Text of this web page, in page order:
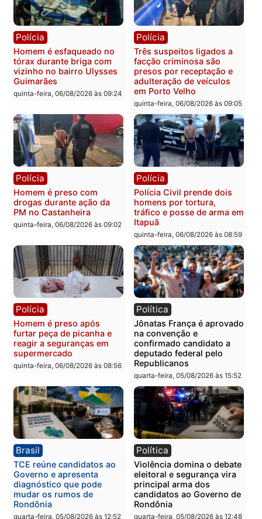
Tragédia na BR-364:
colisão entre caminhão e
carro deixa quatro mortos
em Porto Velho
quinta-feira, 06/08/2026 às 20:51
Ministro Dias Tofolli , do
TSE, determina
e processamento da
que pode levar à perda
mandato da prefeita de
Pimenta Bueno
quinta-feira, 06/08/2026 às
Polícia
Policiais militares
recuperam moto furtada e
prendem trio na zona
Leste
quinta-feira, 06/08/2026 às 09:28
Polícia
Jovem é encontrado
na Rua dos Cravos e
é investigado pela
em RO
quinta-feira, 06/08/2026 às
Polícia
Homem é esfaqueado no
tórax durante briga com
vizinho no bairro Ulysses
Guimarães
quinta-feira, 06/08/2026 às 09:24
Polícia
Três suspeitos ligados a
facção criminosa são
presos por receptação e
adulteração de veículos
em Porto Velho
quinta-feira, 06/08/2026 às
Polícia
Homem é preso com
drogas durante ação da
PM no Castanheira
quinta-feira, 06/08/2026 às 09:02
Polícia
Polícia Civil prende dois
homens por tortura,
tráfico e posse de arma
Itapuã